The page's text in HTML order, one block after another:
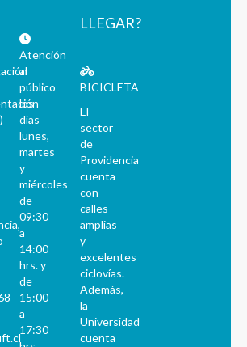
Atención
al
público
los
días
lunes,
martes
y
miércoles
de
09:30
a
14:00
hrs. y
de
15:00
a
17:30
LLEGAR?
BICICLETA
El
sector
de
Providencia
cuenta
con
calles
amplias
y
excelentes
ciclovías.
Además,
la
Universidad
cuenta